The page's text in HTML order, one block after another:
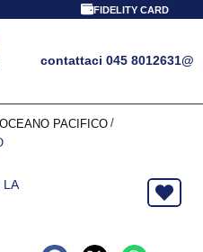
FIDELITY CARD
contattaci 045 8012631@
OCEANO PACIFICO /
LA